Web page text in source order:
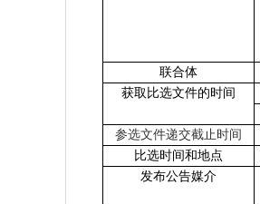
联合体
获取比选文件的时间
参选文件递交截止时间
比选时间和地点
发布公告媒介